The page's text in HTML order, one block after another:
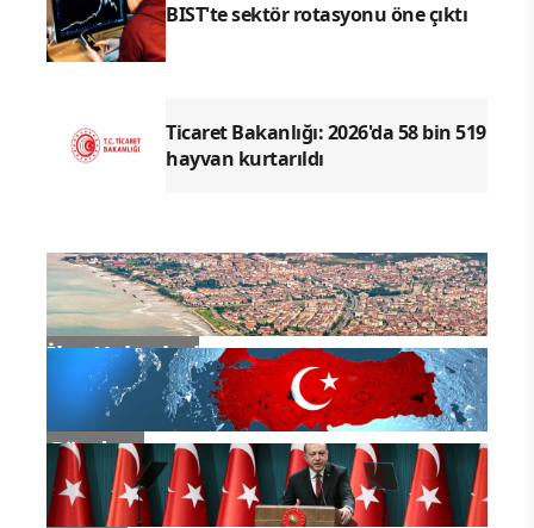
BIST'te sektör rotasyonu öne çıktı
Ticaret Bakanlığı: 2026'da 58 bin 519
hayvan kurtarıldı
İlçe Haberleri
Gündem